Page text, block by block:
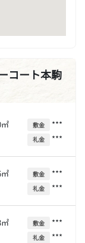
コート本駒
敷金 ***
礼金 ***
敷金 ***
礼金 ***
敷金 ***
礼金 ***